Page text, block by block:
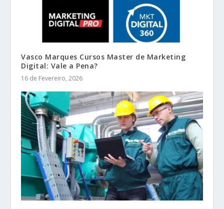
Vasco Marques Cursos Master de Marketing
Digital: Vale a Pena?
16 de Fevereiro, 2026